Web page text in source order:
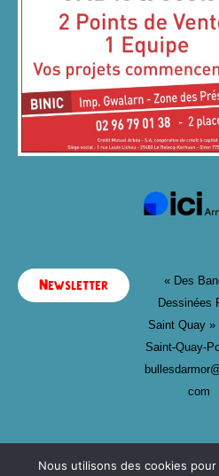
Newsletter
« Des
Dessinées
Saint Quay »
Saint-Quay-
com
Nous utilisons des cookies